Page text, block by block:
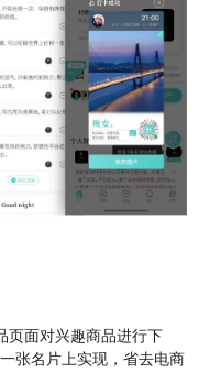
页面对兴趣商品进行下
张名片上实现，省去电商